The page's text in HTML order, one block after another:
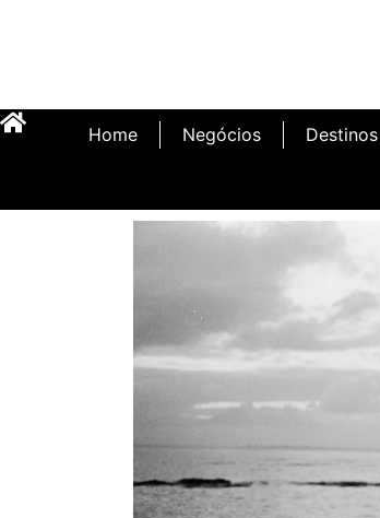
Home Negócios Destinos